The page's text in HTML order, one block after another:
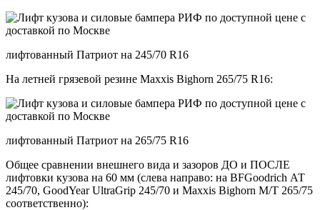
лифтованный Патриот на 245/70 R16
На летней грязевой резине Maxxis Bighorn 265/75 R16:
лифтованный Патриот на 265/75 R16
Общее сравнении внешнего вида и зазоров ДО и ПОСЛЕ
лифтовки кузова на 60 мм (слева направо: на BFGoodrich АТ
245/70, GoodYear UltraGrip 245/70 и Maxxis Bighorn M/T 265/75
соответственно):